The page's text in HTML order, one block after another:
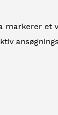
markerer